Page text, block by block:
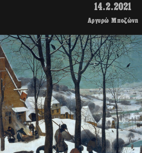
14.2.2021
Αργυρώ Μποζώνη